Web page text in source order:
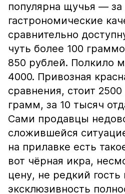
популярна щучья — за
гастрономические
сравнительно
чуть более 100
850 рублей. Полкило
4000. Привозная
сравнения, стоит
грамм, за 10 тысяч
Сами продавцы
сложившейся
на прилавке есть
вот чёрная икра,
цену, не редкий гость
эксклюзивность